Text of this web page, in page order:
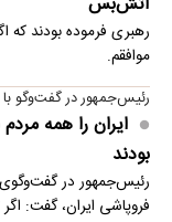
رهبری فرموده بودند که
موافقم.
رئیس‌جمهور در گفت‌وگو با
ایران را همه
بودند
رئیس‌جمهور در گفت‌وگوی
فروپاشی ایران، گفت: اگر